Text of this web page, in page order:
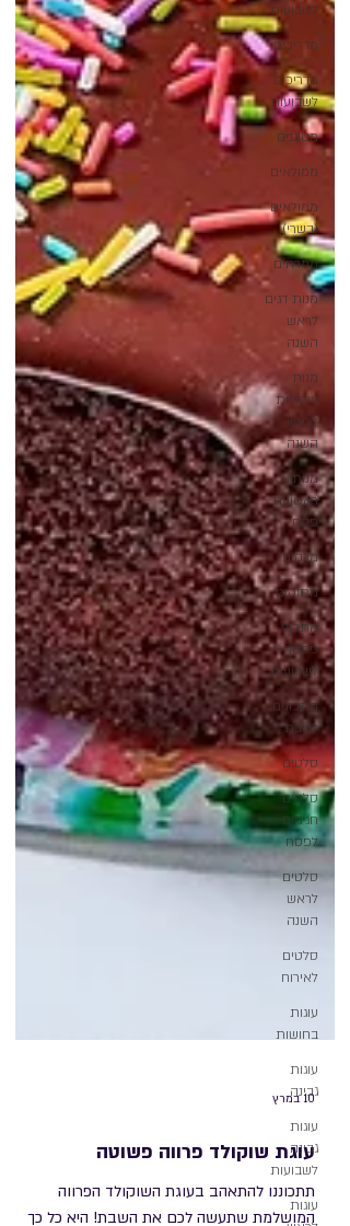
לשבועות
מדריכים
מדריכים
לשבועות
מטוגנים
ממולאים
ממולאים
(בשרי)
ממרחים
מנות דגים
לראש
השנה
מנות
עיקריות
לראש
השנה
מנות
ראשונות
פסח
מרקים
מתוקים
מתכוני
פסטה
לשבועות
מתכונים
לשבת
סלטים
סלטים
חגיגיים
לפסח
סלטים
לראש
השנה
סלטים
לאירוח
עוגות
בחושות
עוגות
גבינה
עוגות
גבינה
לשבועות
עוגות
10 במרץ